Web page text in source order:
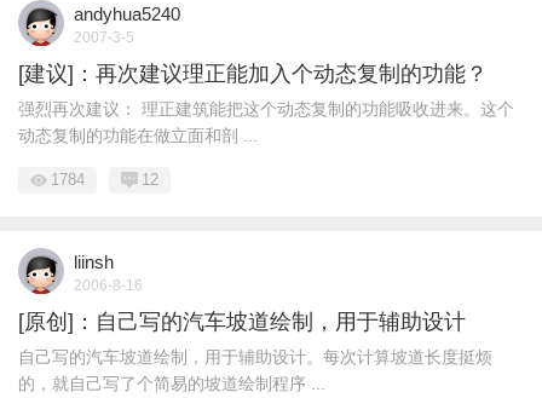
andyhua5240
2007-3-5
[建议]：再次建议理正能加入个动态复制的功能？
强烈再次建议： 理正建筑能把这个动态复制的功能吸收进来。这个
动态复制的功能在做立面和剖 ...
1784 12
liinsh
2006-8-16
[原创]：自己写的汽车坡道绘制，用于辅助设计
自己写的汽车坡道绘制，用于辅助设计。每次计算坡道长度挺烦
的，就自己写了个简易的坡道绘制程序 ...